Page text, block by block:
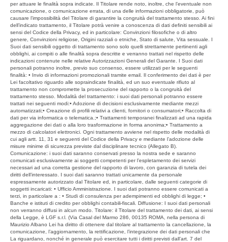
per attuare le finalità sopra indicate. Il Titolare rende noto, inoltre, che l’eventuale non
comunicazione, o comunicazione errata, di una delle informazioni obbligatorie, può
causare l’impossibilità del Titolare di garantire la congruità del trattamento stesso. Ai fini
dell’indicato trattamento, il Titolare potrà venire a conoscenza di dati definiti sensibili ai
sensi del Codice della Privacy, ed in particolare: Convinzioni filosofiche o di altro
genere, Convinzioni religiose, Origini razziali o etniche, Stato di salute, Vita sessuale. I
Suoi dati sensibili oggetto di trattamento sono solo quelli strettamente pertinenti agli
obblighi, ai compiti o alle finalità sopra descritte e verranno trattati nel rispetto delle
indicazioni contenute nelle relative Autorizzazioni Generali del Garante. I Suoi dati
personali potranno inoltre, previo suo consenso, essere utilizzati per le seguenti
finalità: • Invio di informazioni promozionali tramite email. Il conferimento dei dati è per
Lei facoltativo riguardo alle sopraindicate finalità, ed un suo eventuale rifiuto al
trattamento non compromette la prosecuzione del rapporto o la congruità del
trattamento stesso. Modalità del trattamento: i suoi dati personali potranno essere
trattati nei seguenti modi:• Adozione di decisioni esclusivamente mediante mezzi
automatizzati;• Creazione di profili relativi a clienti, fornitori o consumatori;• Raccolta di
dati per via informatica o telematica.;• Trattamenti temporanei finalizzati ad una rapida
aggregazione dei dati o alla loro trasformazione in forma anonima;• Trattamento a
mezzo di calcolatori elettronici. Ogni trattamento avviene nel rispetto delle modalità di
cui agli artt. 11, 31 e seguenti del Codice della Privacy e mediante l’adozione delle
misure minime di sicurezza previste dal disciplinare tecnico (Allegato B).
Comunicazione: i suoi dati saranno conservati presso la nostra sede e saranno
comunicati esclusivamente ai soggetti competenti per l’espletamento dei servizi
necessari ad una corretta gestione del rapporto di lavoro, con garanzia di tutela dei
diritti dell’interessato. I suoi dati saranno trattati unicamente da personale
espressamente autorizzato dal Titolare ed, in particolare, dalle seguenti categorie di
soggetti incaricati: • Ufficio Amministrazione. I suoi dati potranno essere comunicati a
terzi, in particolare a : • Studi di consulenza per adempimenti ed obblighi di legge; •
Banche e istituti di credito per obblighi contabili-fiscali. Diffusione: I suoi dati personali
non verranno diffusi in alcun modo. Titolare: il Titolare del trattamento dei dati, ai sensi
della Legge, è LGF s.r.l. (Via Casal del Marmo 286, 00135 ROMA, nella persona di
Maurizio Albano Lei ha diritto di ottenere dal titolare al trattamento la cancellazione, la
comunicazione, l’aggiornamento, la rettificazione, l’integrazione dei dati personali che
La riguardano, nonché in generale può esercitare tutti i diritti previsti dall’art. 7 del